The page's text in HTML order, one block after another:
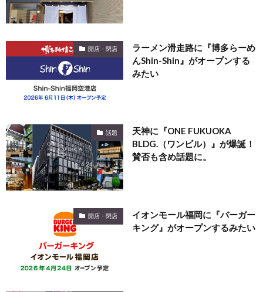
開店・閉店
ラーメン滑走路に『博多らーめ
んShin-Shin』がオープンする
みたい
話題
天神に『ONE FUKUOKA
BLDG.（ワンビル）』が爆誕！
賛否も含め話題に。
開店・閉店
イオンモール福岡に『バーガー
キング』がオープンするみたい